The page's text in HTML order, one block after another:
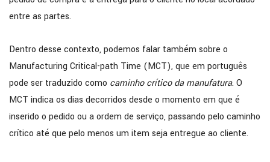
entre as partes.
Dentro desse contexto, podemos falar também sobre o
Manufacturing Critical-path Time (MCT), que em português
pode ser traduzido como caminho crítico da manufatura. O
MCT indica os dias decorridos desde o momento em que é
inserido o pedido ou a ordem de serviço, passando pelo caminho
crítico até que pelo menos um item seja entregue ao cliente.